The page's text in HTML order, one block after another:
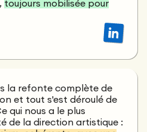
toujours mobilisée pour
la refonte complète de
et tout s'est déroulé de
qui nous a le plus
de la direction artistique :